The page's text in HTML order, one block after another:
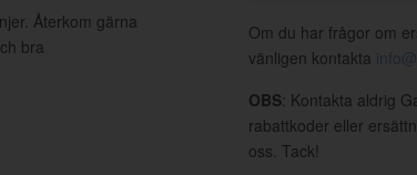
Återkom gärna
bra
Om du har frågor om
vänligen kontakta
OBS: Kontakta aldrig
rabattkoder eller
oss. Tack!